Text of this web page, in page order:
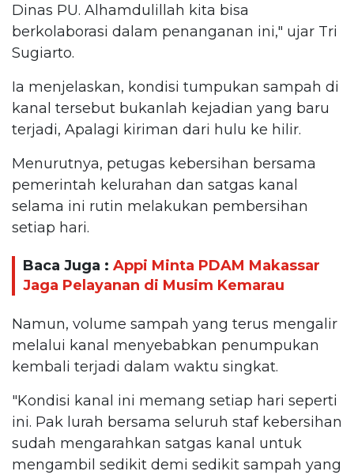
Dinas PU. Alhamdulillah kita bisa
berkolaborasi dalam penanganan ini," ujar Tri
Sugiarto.
Ia menjelaskan, kondisi tumpukan sampah di
kanal tersebut bukanlah kejadian yang baru
terjadi, Apalagi kiriman dari hulu ke hilir.
Menurutnya, petugas kebersihan bersama
pemerintah kelurahan dan satgas kanal
selama ini rutin melakukan pembersihan
setiap hari.
Baca Juga : Appi Minta PDAM Makassar
Jaga Pelayanan di Musim Kemarau
Namun, volume sampah yang terus mengalir
melalui kanal menyebabkan penumpukan
kembali terjadi dalam waktu singkat.
"Kondisi kanal ini memang setiap hari seperti
ini. Pak lurah bersama seluruh staf kebersihan
sudah mengarahkan satgas kanal untuk
mengambil sedikit demi sedikit sampah yang